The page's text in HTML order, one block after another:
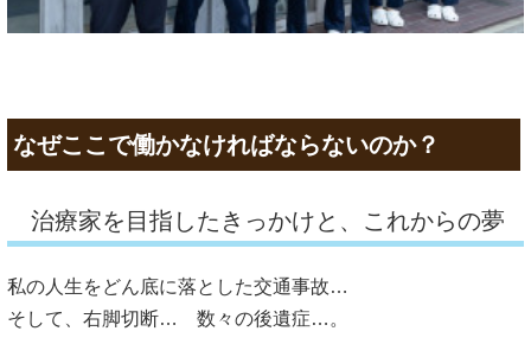
なぜここで働かなければならないのか？
治療家を目指したきっかけと、これからの夢
私の人生をどん底に落とした交通事故…
そして、右脚切断… 数々の後遺症…。